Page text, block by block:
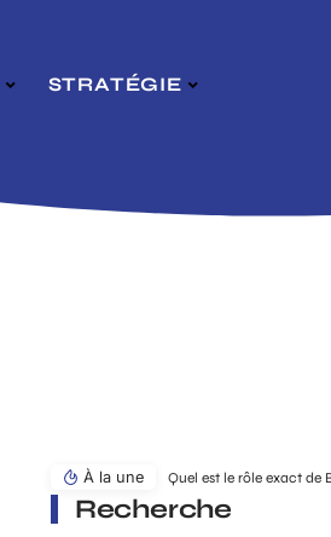
STRATÉGIE
À la une
Recherche